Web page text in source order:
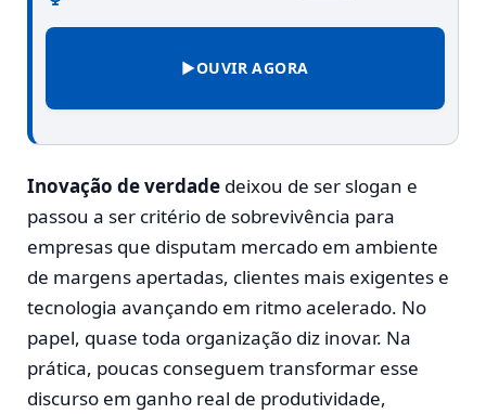
▶OUVIR AGORA
Inovação de verdade deixou de ser slogan e
passou a ser critério de sobrevivência para
empresas que disputam mercado em ambiente
de margens apertadas, clientes mais exigentes e
tecnologia avançando em ritmo acelerado. No
papel, quase toda organização diz inovar. Na
prática, poucas conseguem transformar esse
discurso em ganho real de produtividade,